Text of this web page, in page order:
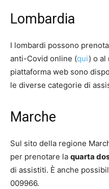
Lombardia
I lombardi possono
anti-Covid online (qui) o al
piattaforma web sono
le diverse categorie di
Marche
Sul sito della regione
per prenotare la quarta
di assistiti. È anche
009966.